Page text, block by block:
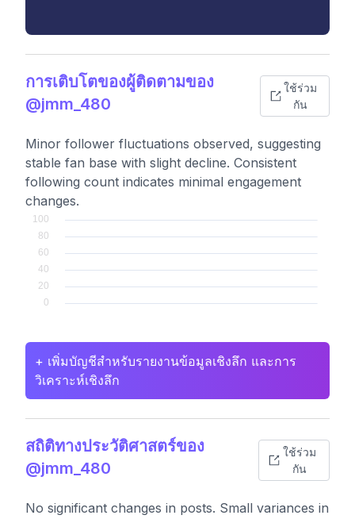
การเติบโตของผู้ติดตามของ
@jmm_480
ใช้ร่วม
กัน
Minor follower fluctuations observed, suggesting
stable fan base with slight decline. Consistent
following count indicates minimal engagement
changes.
+ เพิ่มบัญชีสำหรับรายงานข้อมูลเชิงลึก และการ
วิเคราะห์เชิงลึก
สถิติทางประวัติศาสตร์ของ
@jmm_480
ใช้ร่วม
กัน
No significant changes in posts. Small variances in